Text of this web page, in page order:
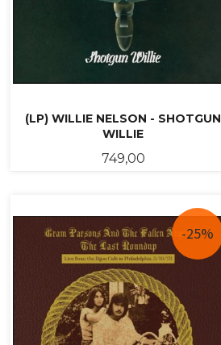
(LP) WILLIE NELSON - SHOTGUN
WILLIE
Pris
749,00
-25%